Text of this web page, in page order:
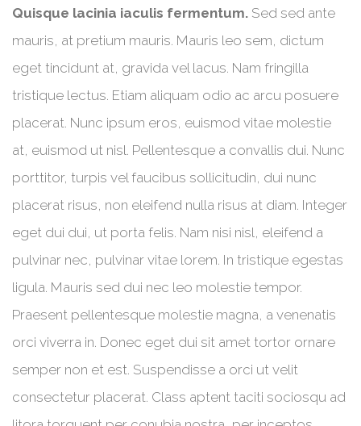
Quisque lacinia iaculis fermentum. Sed sed ante
mauris, at pretium mauris. Mauris leo sem, dictum
eget tincidunt at, gravida vel lacus. Nam fringilla
tristique lectus. Etiam aliquam odio ac arcu posuere
placerat. Nunc ipsum eros, euismod vitae molestie
at, euismod ut nisl. Pellentesque a convallis dui. Nunc
porttitor, turpis vel faucibus sollicitudin, dui nunc
placerat risus, non eleifend nulla risus at diam. Integer
eget dui dui, ut porta felis. Nam nisi nisl, eleifend a
pulvinar nec, pulvinar vitae lorem. In tristique egestas
ligula. Mauris sed dui nec leo molestie tempor.
Praesent pellentesque molestie magna, a venenatis
orci viverra in. Donec eget dui sit amet tortor ornare
semper non et est. Suspendisse a orci ut velit
consectetur placerat. Class aptent taciti sociosqu ad